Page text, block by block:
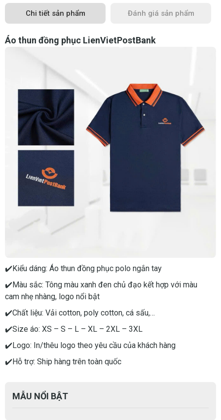
Chi tiết sản phẩm Đánh giá sản phẩm
Áo thun đồng phục LienVietPostBank
✔️Kiểu dáng: Áo thun đồng phục polo ngắn tay
✔️Màu sắc: Tông màu xanh đen chủ đạo kết hợp với màu
cam nhẹ nhàng, logo nổi bật
✔️Chất liệu: Vải cotton, poly cotton, cá sấu,…
✔️Size áo: XS – S – L – XL – 2XL – 3XL
✔️Logo: In/thêu logo theo yêu cầu của khách hàng
✔️Hỗ trợ: Ship hàng trên toàn quốc
MẪU NỔI BẬT